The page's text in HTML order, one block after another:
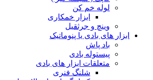
لوله خم کن
ابزار خمکاری
وینچ و جرثقیل
ابزار های بادی یا پنوماتیک
باد پاش
پیستوله بادی
متعلقات ابزار های بادی
شلنگ فنری